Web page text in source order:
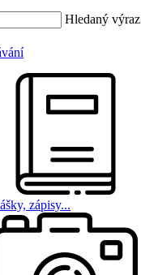
Hledaný výraz
zápisy...